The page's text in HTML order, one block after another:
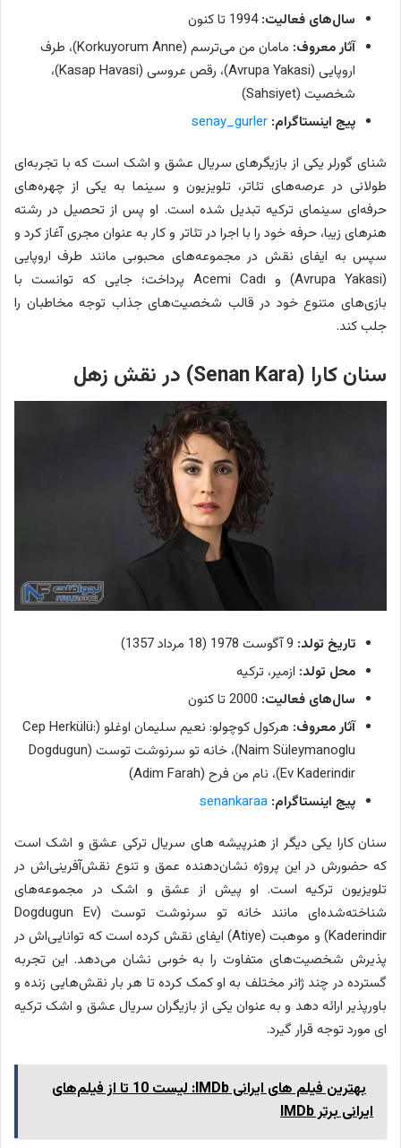
سال‌های فعالیت:1994 تا کنون
آثار معروف:
مامان من می‌ترسم (Korkuyorum Anne)، طرف
اروپایی (Avrupa Yakasi)، رقص عروسی (Kasap Havasi)،
شخصیت (Sahsiyet)
پیج اینستاگرام: senay_gurler
شنای گورلر یکی از بازیگرهای سریال عشق و اشک است که با تجربه‌ای
طولانی در عرصه‌های تئاتر، تلویزیون و سینما به یکی از چهره‌های
حرفه‌ای سینمای ترکیه تبدیل شده است. او پس از تحصیل در رشته
هنرهای زیبا، حرفه خود را با اجرا در تئاتر و کار به عنوان مجری آغاز کرد و
سپس به ایفای نقش در مجموعه‌های محبوبی مانند طرف اروپایی
(Avrupa Yakasi) و Acemi Cadı پرداخت؛ جایی که توانست با
بازی‌های متنوع خود در قالب شخصیت‌های جذاب توجه مخاطبان را
جلب کند.
سنان کارا (Senan Kara) در نقش زهل
تاریخ تولد:
محل تولد: ازمیر، ترکیه
سال‌های فعالیت:
آثار معروف:
هرکول کوچولو: نعیم سلیمان اوغلو (Cep Herkülü:
Naim Süleymanoglu)، خانه تو سرنوشت توست (Dogdugun
Ev Kaderindir)، نام من فرح (Adim Farah)
پیج اینستاگرام: senankaraa
سنان کارا یکی دیگر از هنرپیشه های سریال ترکی عشق و اشک است
که حضورش در این پروژه نشان‌دهنده عمق و تنوع نقش‌آفرینی‌اش در
تلویزیون ترکیه است. او پیش از عشق و اشک در مجموعه‌های
شناخته‌شده‌ای مانند خانه تو سرنوشت توست (Dogdugun Ev
Kaderindir) و موهبت (Atiye) ایفای نقش کرده است که توانایی‌اش در
پذیرش شخصیت‌های متفاوت را به خوبی نشان می‌دهد. این تجربه
گسترده در چند ژانر مختلف به او کمک کرده تا هر بار نقش‌هایی زنده و
باورپذیر ارائه دهد و به عنوان یکی از بازیگران سریال عشق و اشک ترکیه
ای مورد توجه قرار گیرد.
بهترین فیلم های ایرانی IMDb: لیست 10 تا از فیلم‌های
ایرانی برتر IMDb